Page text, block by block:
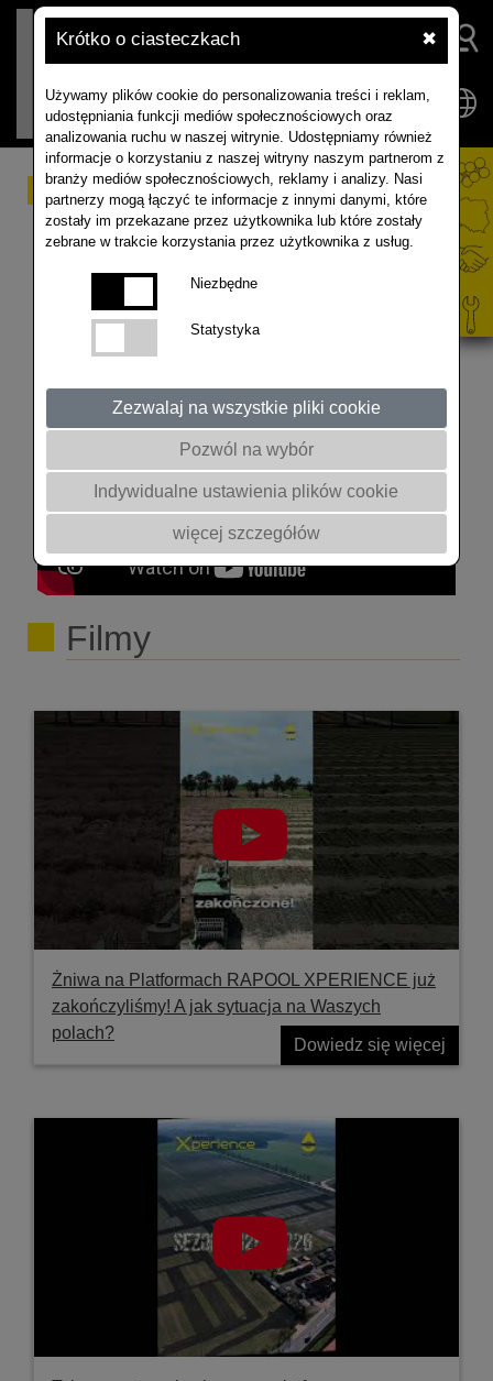
Krótko o ciasteczkach ✖
Używamy plików cookie do personalizowania treści i reklam,
udostępniania funkcji mediów społecznościowych oraz
analizowania ruchu w naszej witrynie. Udostępniamy również
informacje o korzystaniu z naszej witryny naszym partnerom z
branży mediów społecznościowych, reklamy i analizy. Nasi
partnerzy mogą łączyć te informacje z innymi danymi, które
zostały im przekazane przez użytkownika lub które zostały
zebrane w trakcie korzystania przez użytkownika z usług.
Niezbędne
Statystyka
Zezwalaj na wszystkie pliki cookie
Pozwól na wybór
Indywidualne ustawienia plików cookie
więcej szczegółów
Październik 2023, Jak
wygląda rzepak wysiany
2 września oraz 14
września
@rapoolpolska7302 @akademiarzepaku5409
#rolnictwo #rzepak #agriculture #nasiona
#rapoolinfobox #shorts
Filmy
Żniwa na Platformach RAPOOL XPERIENCE już
zakończyliśmy! A jak sytuacja na Waszych
polach?
Dowiedz się więcej